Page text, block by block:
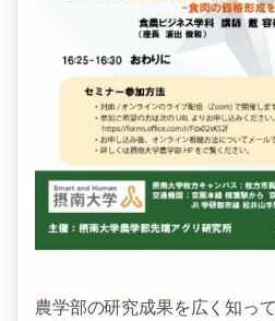
農学部の研究成果を広く知っ